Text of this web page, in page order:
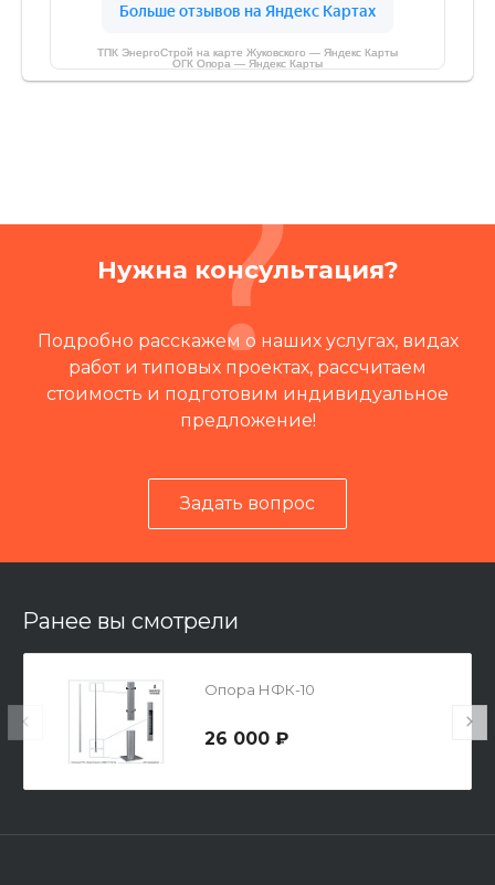
ТПК ЭнергоСтрой на карте Жуковского — Яндекс Карты
ОГК Опора — Яндекс Карты
Нужна консультация?
Подробно расскажем о наших услугах, видах
работ и типовых проектах, рассчитаем
стоимость и подготовим индивидуальное
предложение!
Задать вопрос
Ранее вы смотрели
Опора НФК-10
26 000 ₽